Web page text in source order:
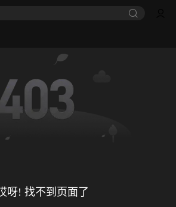
呀! 找不到页面了